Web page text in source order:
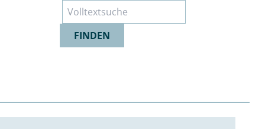
Suche
FINDEN